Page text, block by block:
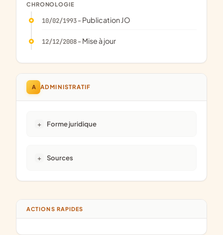
CHRONOLOGIE
10/02/1993- Publication JO
12/12/2008- Mise à jour
A ADMINISTRATIF
Forme juridique
Sources
ACTIONS RAPIDES